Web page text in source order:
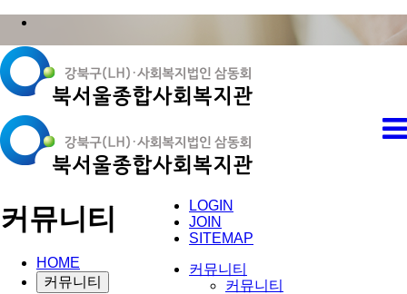
LOGIN
JOIN
SITEMAP
커뮤니티
커뮤니티
커뮤니티
HOME
커뮤니티